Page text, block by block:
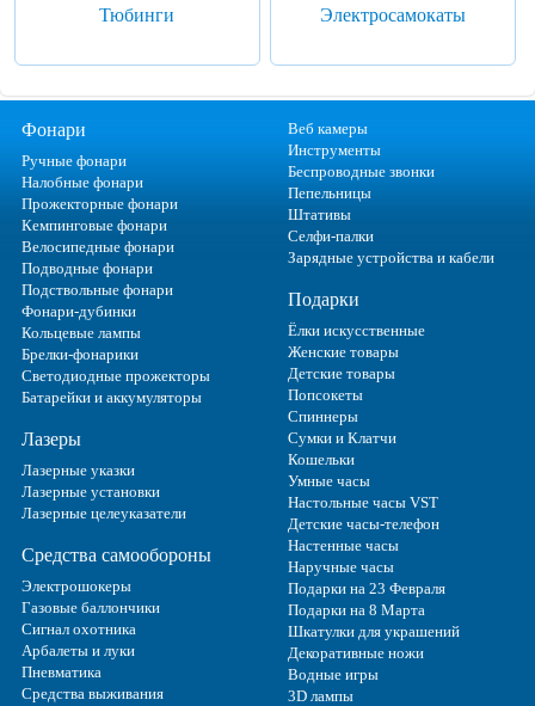
Тюбинги Электросамокаты
Фонари
Ручные фонари
Налобные фонари
Прожекторные фонари
Кемпинговые фонари
Велосипедные фонари
Подводные фонари
Подствольные фонари
Фонари-дубинки
Кольцевые лампы
Брелки-фонарики
Светодиодные прожекторы
Батарейки и аккумуляторы
Лазеры
Лазерные указки
Лазерные установки
Лазерные целеуказатели
Средства самообороны
Электрошокеры
Газовые баллончики
Сигнал охотника
Арбалеты и луки
Пневматика
Средства выживания
Веб камеры
Инструменты
Беспроводные звонки
Пепельницы
Штативы
Селфи-палки
Зарядные устройства и кабели
Подарки
Ёлки искусственные
Женские товары
Детские товары
Попсокеты
Спиннеры
Сумки и Клатчи
Кошельки
Умные часы
Настольные часы VST
Детские часы-телефон
Настенные часы
Наручные часы
Подарки на 23 Февраля
Подарки на 8 Марта
Шкатулки для украшений
Декоративные ножи
Водные игры
3D лампы